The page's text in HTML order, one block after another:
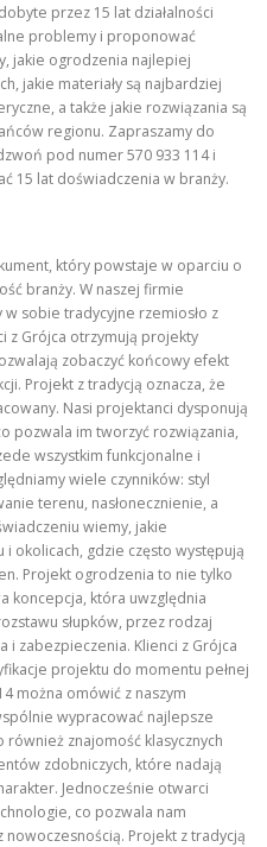
przez 15 lat działalności
problemy i proponować
jakie ogrodzenia najlepiej
jakie materiały są najbardziej
a także jakie rozwiązania są
regionu. Zapraszamy do
pod numer 570 933 114 i
15 lat doświadczenia w branży.
który powstaje w oparciu o
branży. W naszej firmie
sobie tradycyjne rzemiosło z
z Grójca otrzymują projekty
zobaczyć końcowy efekt
Projekt z tradycją oznacza, że
Nasi projektanci dysponują
pozwala im tworzyć rozwiązania,
wszystkim funkcjonalne i
wiele czynników: styl
terenu, nasłonecznienie, a
wiemy, jakie
okolicach, gdzie często występują
Projekt ogrodzenia to nie tylko
koncepcja, która uwzględnia
słupków, przez rodzaj
i zabezpieczenia. Klienci z Grójca
projektu do momentu pełnej
można omówić z naszym
wypracować najlepsze
znajomość klasycznych
zdobniczych, które nadają
Jednocześnie otwarci
co pozwala nam
Projekt z tradycją